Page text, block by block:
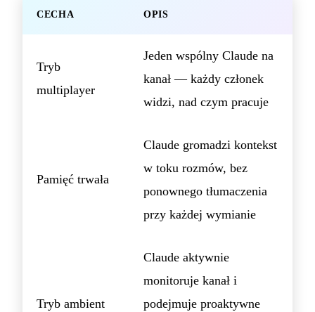
CECHA OPIS
Tryb
multiplayer
Jeden wspólny Claude na
kanał — każdy członek
widzi, nad czym pracuje
Pamięć trwała
Claude gromadzi kontekst
w toku rozmów, bez
ponownego tłumaczenia
przy każdej wymianie
Tryb ambient
Claude aktywnie
monitoruje kanał i
podejmuje proaktywne